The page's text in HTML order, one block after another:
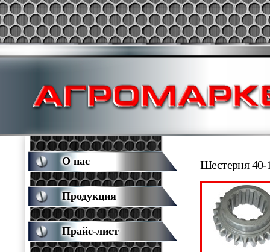
Шестерня 40-
О нас
Продукция
Прайс-лист